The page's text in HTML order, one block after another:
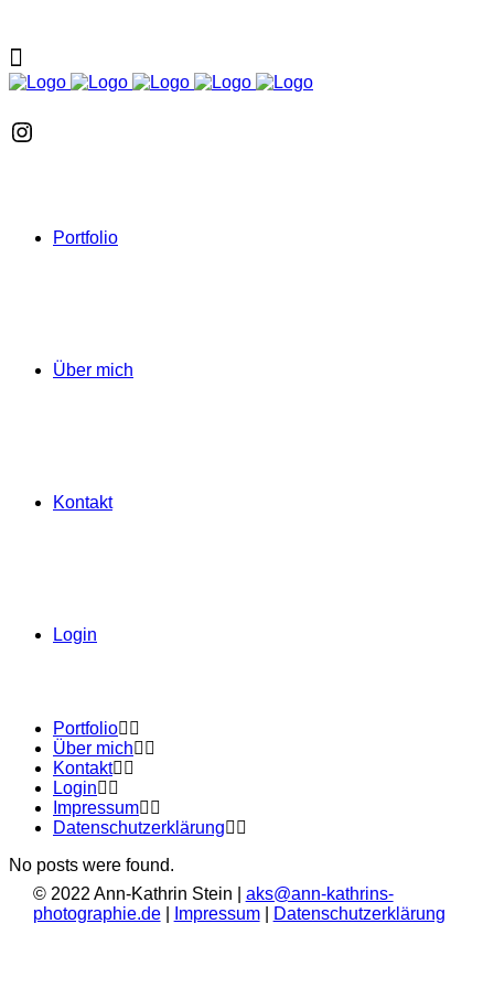
Instagram
Portfolio
Über mich
Kontakt
Login
Portfolio
Über mich
Kontakt
Login
Impressum
Datenschutzerklärung
No posts were found.
© 2022 Ann-Kathrin Stein | aks@ann-kathrins-
photographie.de| Impressum| Datenschutzerklärung